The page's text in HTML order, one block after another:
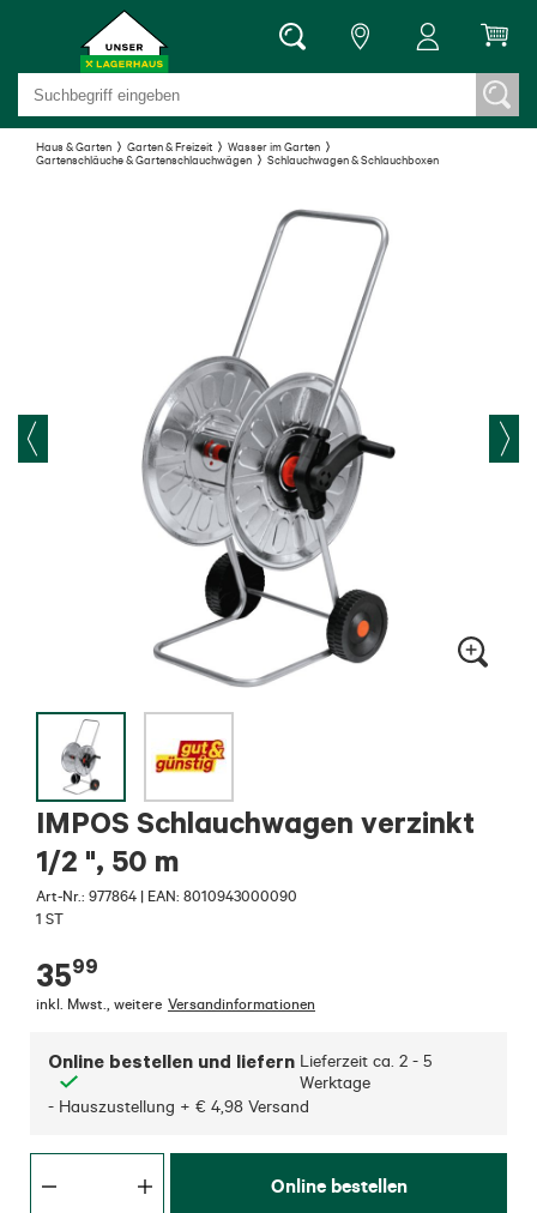
Haus & Garten Garten & Freizeit
Wasser im Garten
Gartenschläuche & Gartenschlauchwägen
Schlauchwagen & Schlauchboxen
IMPOS Schlauchwagen verzinkt
1/2 ", 50 m
Art-Nr.: 977864 | EAN: 8010943000090
1 ST
3599
inkl. Mwst. weitere Versandinformationen
Online bestellen und liefern Lieferzeit ca. 2 - 5
Werktage
- Hauszustellung + € 4,98 Versand
Online bestellen